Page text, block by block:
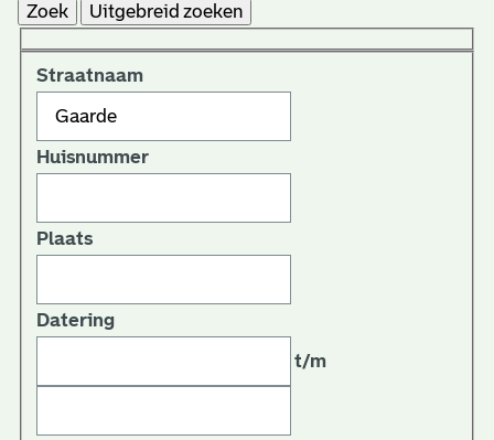
Zoek
Uitgebreid zoeken
Straatnaam
Huisnummer
Plaats
Datering
t/m